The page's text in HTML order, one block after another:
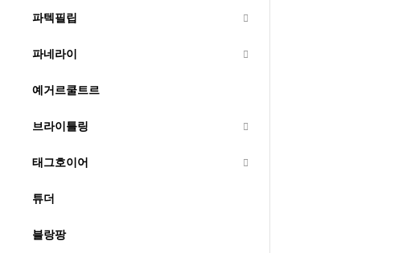
파텍필립
파네라이
예거르쿨트르
브라이틀링
태그호이어
튜더
블랑팡